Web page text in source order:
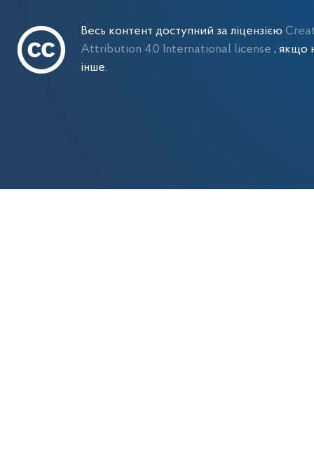
Весь контент доступний за ліцензією
Attribution 4.0 International license , якщо
інше.